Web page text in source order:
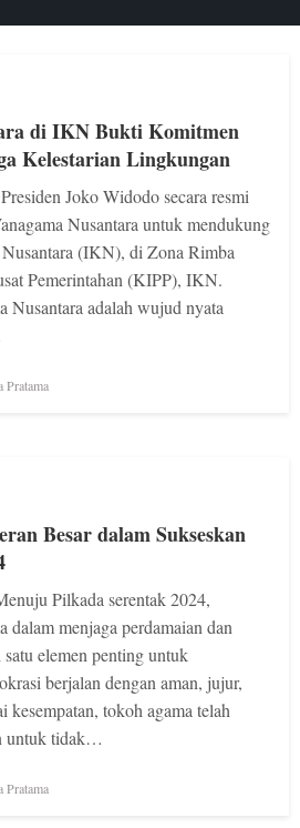
di IKN Bukti Komitmen
Kelestarian Lingkungan
Joko Widodo secara resmi
Nusantara untuk mendukung
(IKN), di Zona Rimba
Pemerintahan (KIPP), IKN.
Nusantara adalah wujud nyata
Pratama
Besar dalam Sukseskan
Pilkada serentak 2024,
dalam menjaga perdamaian dan
elemen penting untuk
berjalan dengan aman, jujur,
kesempatan, tokoh agama telah
untuk tidak…
Pratama